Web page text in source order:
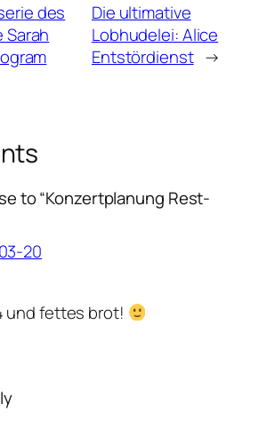
des
Sarah
Die ultimative
Lobhudelei: Alice
Entstördienst →
to “Konzertplanung Rest-
20
und fettes brot!